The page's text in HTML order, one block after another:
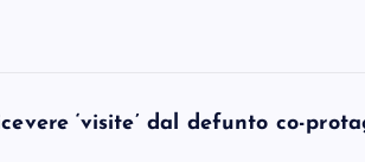
‘visite’ dal defunto co-